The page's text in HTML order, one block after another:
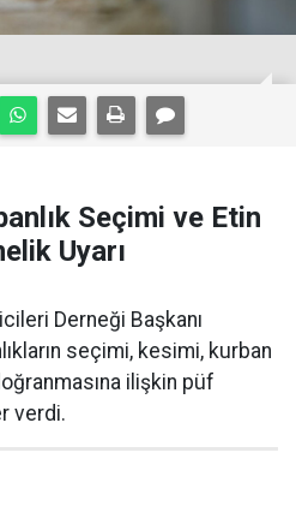
Seçimi ve Etin
Uyarı
Derneği Başkanı
seçimi, kesimi, kurban
ilişkin püf
verdi.